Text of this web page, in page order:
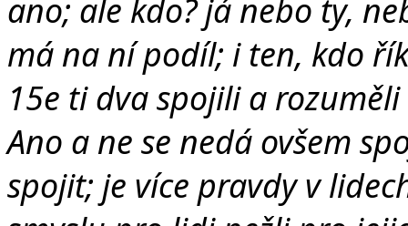
ano; ale kdo? já nebo ty,
má na ní podíl; i ten, kdo
15e ti dva spojili a
Ano a ne se nedá ovšem
spojit; je více pravdy v